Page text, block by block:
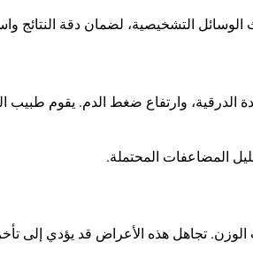
التشخيصية، لضمان دقة النتائج
وارتفاع ضغط الدم. يقوم طبيب
المضاعفات المحتملة.
الوزن. تجاهل هذه الأعراض قد يؤدي إلى